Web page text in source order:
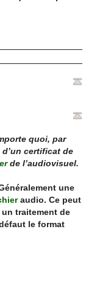
quoi, par
d’un certificat de
de l’audiovisuel.
une
audio. Ce peut
traitement de
le format